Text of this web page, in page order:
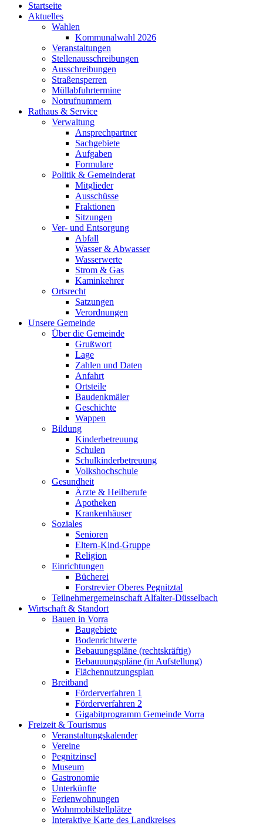
Startseite
Aktuelles
Wahlen
Kommunalwahl 2026
Veranstaltungen
Stellenausschreibungen
Ausschreibungen
Straßensperren
Müllabfuhrtermine
Notrufnummern
Rathaus & Service
Verwaltung
Ansprechpartner
Sachgebiete
Aufgaben
Formulare
Politik & Gemeinderat
Mitglieder
Ausschüsse
Fraktionen
Sitzungen
Ver- und Entsorgung
Abfall
Wasser & Abwasser
Wasserwerte
Strom & Gas
Kaminkehrer
Ortsrecht
Satzungen
Verordnungen
Unsere Gemeinde
Über die Gemeinde
Grußwort
Lage
Zahlen und Daten
Anfahrt
Ortsteile
Baudenkmäler
Geschichte
Wappen
Bildung
Kinderbetreuung
Schulen
Schulkinderbetreuung
Volkshochschule
Gesundheit
Ärzte & Heilberufe
Apotheken
Krankenhäuser
Soziales
Senioren
Eltern-Kind-Gruppe
Religion
Einrichtungen
Bücherei
Forstrevier Oberes Pegnitztal
Teilnehmergemeinschaft Alfalter-Düsselbach
Wirtschaft & Standort
Bauen in Vorra
Baugebiete
Bodenrichtwerte
Bebauungspläne (rechtskräftig)
Bebauuungspläne (in Aufstellung)
Flächennutzungsplan
Breitband
Förderverfahren 1
Förderverfahren 2
Gigabitprogramm Gemeinde Vorra
Freizeit & Tourismus
Veranstaltungskalender
Vereine
Pegnitzinsel
Museum
Gastronomie
Unterkünfte
Ferienwohnungen
Wohnmobilstellplätze
Interaktive Karte des Landkreises